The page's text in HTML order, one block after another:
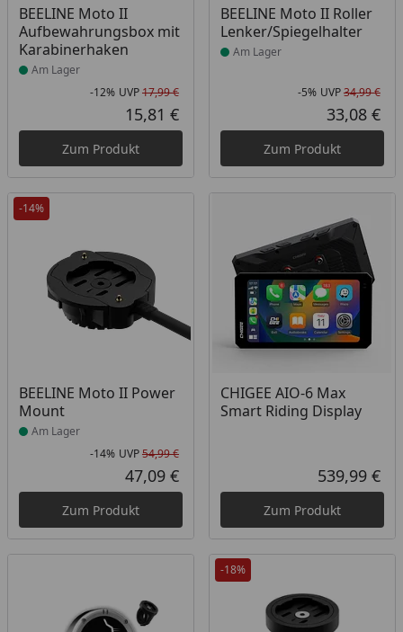
BEELINE Moto II
Aufbewahrungsbox mit
Karabinerhaken
Produkt am Lager
Am Lager
Rabatt in Prozent
-12%
Ursprünglicher Preis
UVP17,99 €
Aktueller Preis
15,81 €
Zum Produkt
BEELINE Moto II Roller
Lenker/Spiegelhalter
Produkt am Lager
Am Lager
-5% UVP34,99 €
33,08 €
Zum Produkt
-14%
BEELINE Moto II Power
Mount
Produkt am Lager
Am Lager
Rabatt in Prozent
-14%
Ursprünglicher Preis
UVP54,99 €
Aktueller Preis
47,09 €
Zum Produkt
CHIGEE AIO-6 Max
Smart Riding Display
539,99 €
Zum Produkt
-18%